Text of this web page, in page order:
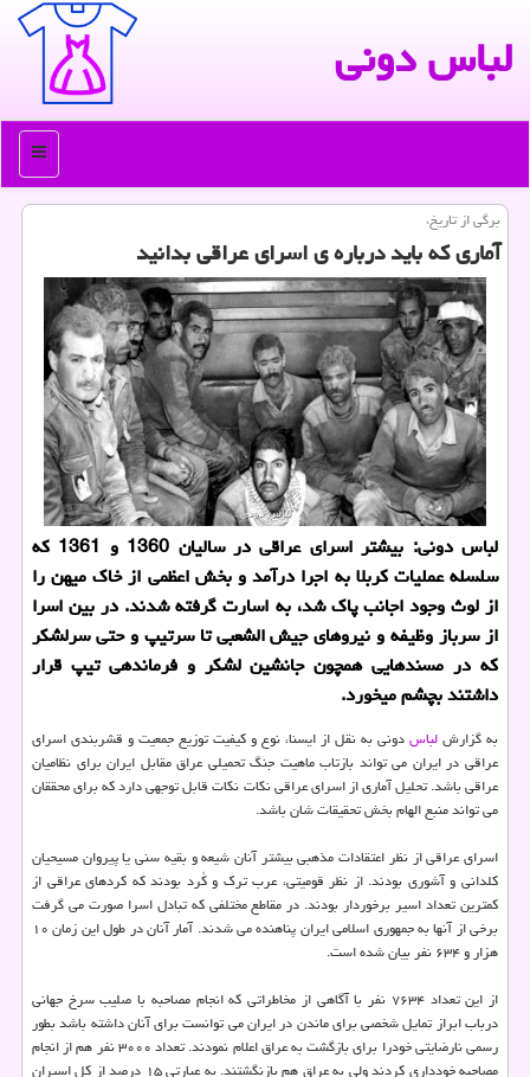
لباس دونی
منو
برگی از تاریخ،
آماری که باید درباره ی اسرای عراقی بدانید
لباس دونی: بیشتر اسرای عراقی در سالیان 1360 و 1361 که
سلسله عملیات کربلا به اجرا درآمد و بخش اعظمی از خاک میهن را
از لوث وجود اجانب پاک شد، به اسارت گرفته شدند. در بین اسرا
از سرباز وظیفه و نیروهای جیش الشعبی تا سرتیپ و حتی سرلشکر
که در مسندهایی همچون جانشین لشکر و فرماندهی تیپ قرار
داشتند بچشم میخورد.
به گزارشلباسدونی به نقل از ایسنا، نوع و کیفیت توزیع جمعیت و قشربندی اسرای
عراقی در ایران می تواند بازتاب ماهیت جنگ تحمیلی عراق مقابل ایران برای نظامیان
عراقی باشد. تحلیل آماری از اسرای عراقی نکات نکات قابل توجهی دارد که برای محققان
می تواند منبع الهام بخش تحقیقات شان باشد.
اسرای عراقی از نظر اعتقادات مذهبی بیشتر آنان شیعه و بقیه سنی یا پیروان مسیحیان
کلدانی و آشوری بودند. از نظر قومیتی، عرب ترک و کُرد بودند که کردهای عراقی از
کمترین تعداد اسیر برخوردار بودند. در مقاطع مختلفی که تبادل اسرا صورت می گرفت
برخی از آنها به جمهوری اسلامی ایران پناهنده می شدند. آمار آنان در طول این زمان ۱۰
هزار و ۶۳۴ نفر بیان شده است.
از این تعداد ۷۶۳۴ نفر با آگاهی از مخاطراتی که انجام مصاحبه با صلیب سرخ جهانی
درباب ابراز تمایل شخصی برای ماندن در ایران می توانست برای آنان داشته باشد بطور
رسمی نارضایتی خودرا برای بازگشت به عراق اعلام نمودند. تعداد ۳۰۰۰ نفر هم از انجام
مصاحبه خودداری کردند ولی به عراق هم بازنگشتند. به عبارتی ۱۵ درصد از کل اسیران